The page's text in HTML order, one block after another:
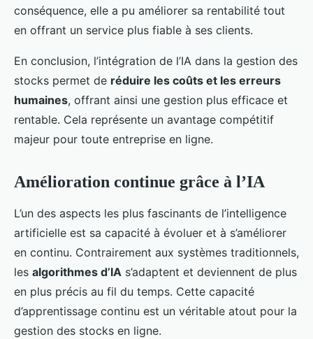
conséquence, elle a pu améliorer sa rentabilité tout
en offrant un service plus fiable à ses clients.
En conclusion, l’intégration de l’IA dans la gestion des
stocks permet de réduire les coûts et les erreurs
humaines, offrant ainsi une gestion plus efficace et
rentable. Cela représente un avantage compétitif
majeur pour toute entreprise en ligne.
Amélioration continue grâce à l’IA
L’un des aspects les plus fascinants de l’intelligence
artificielle est sa capacité à évoluer et à s’améliorer
en continu. Contrairement aux systèmes traditionnels,
les algorithmes d’IA s’adaptent et deviennent de plus
en plus précis au fil du temps. Cette capacité
d’apprentissage continu est un véritable atout pour la
gestion des stocks en ligne.